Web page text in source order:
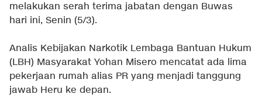
melakukan serah terima jabatan dengan Buwas
hari ini, Senin (5/3).
Analis Kebijakan Narkotik Lembaga Bantuan Hukum
(LBH) Masyarakat Yohan Misero mencatat ada lima
pekerjaan rumah alias PR yang menjadi tanggung
jawab Heru ke depan.